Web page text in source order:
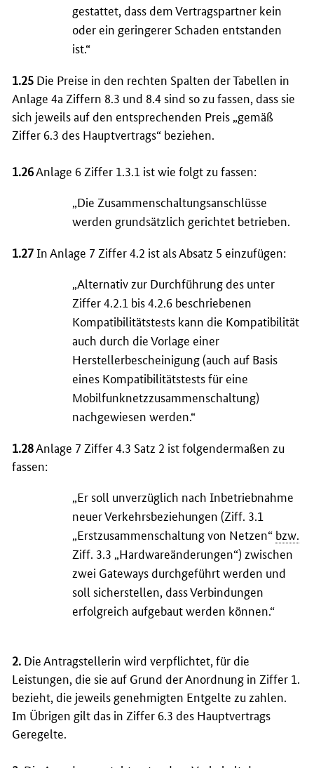
gestattet, dass dem Vertragspartner kein
oder ein geringerer Schaden entstanden
ist.“
1.25 Die Preise in den rechten Spalten der Tabellen in
Anlage 4a Ziffern 8.3 und 8.4 sind so zu fassen, dass sie
sich jeweils auf den entsprechenden Preis „gemäß
Ziffer 6.3 des Hauptvertrags“ beziehen.
1.26Anlage 6 Ziffer 1.3.1 ist wie folgt zu fassen:
„Die Zusammenschaltungsanschlüsse
werden grundsätzlich gerichtet betrieben.
1.27In Anlage 7 Ziffer 4.2 ist als Absatz 5 einzufügen:
„Alternativ zur Durchführung des unter
Ziffer 4.2.1 bis 4.2.6 beschriebenen
Kompatibilitätstests kann die Kompatibilität
auch durch die Vorlage einer
Herstellerbescheinigung (auch auf Basis
eines Kompatibilitätstests für eine
Mobilfunknetzzusammenschaltung)
nachgewiesen werden.“
1.28Anlage 7 Ziffer 4.3 Satz 2 ist folgendermaßen zu
fassen:
„Er soll unverzüglich nach Inbetriebnahme
neuer Verkehrsbeziehungen (Ziff. 3.1
„Erstzusammenschaltung von Netzen“ bzw.
Ziff. 3.3 „ Hardwareänderungen“) zwischen
zwei Gatewaysdurchgeführt werden und
soll sicherstellen, dass Verbindungen
erfolgreich aufgebaut werden können.“
2. Die Antragstellerin wird verpflichtet, für die
Leistungen, die sie auf Grund der Anordnung in Ziffer 1.
bezieht, die jeweils genehmigten Entgelte zu zahlen.
Im Übrigen gilt das in Ziffer 6.3 des Hauptvertrags
Geregelte.